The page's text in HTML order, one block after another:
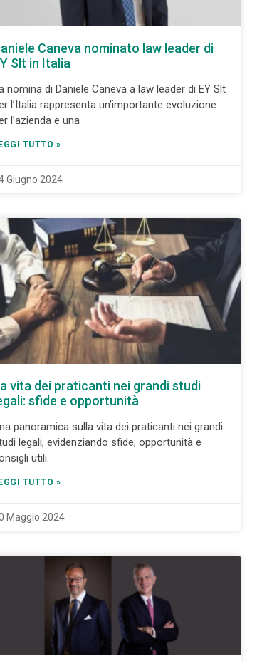
Caneva nominato law leader di
Slt in Italia
nomina di Daniele Caneva a law leader di EY Slt
l’Italia rappresenta un’importante evoluzione
l’azienda e una
TUTTO »
Giugno 2024
vita dei praticanti nei grandi studi
sfide e opportunità
panoramica sulla vita dei praticanti nei grandi
legali, evidenziando sfide, opportunità e
utili.
TUTTO »
Maggio 2024